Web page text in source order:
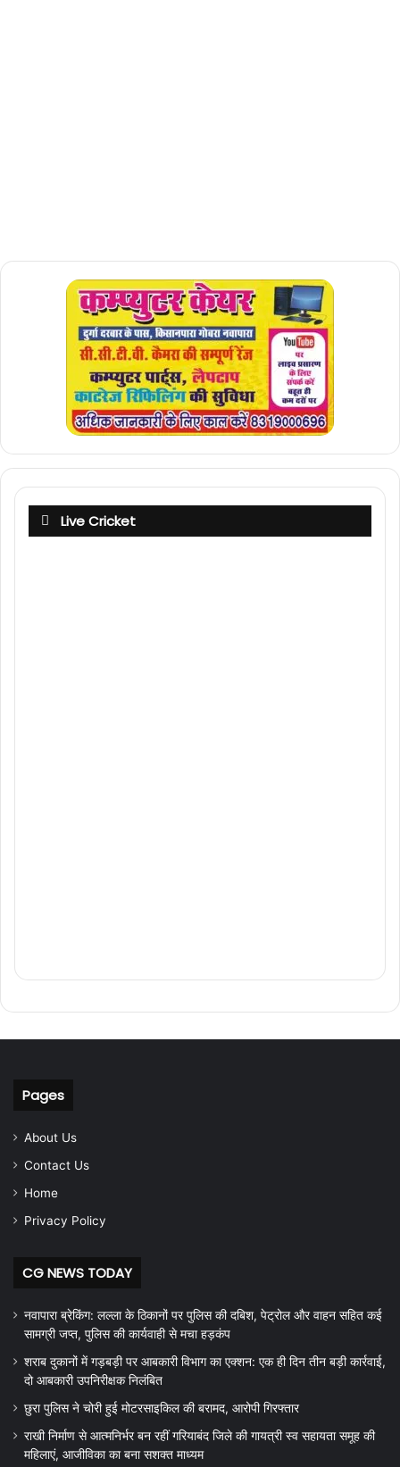
Live Cricket
Pages
About Us
Contact Us
Home
Privacy Policy
CG NEWS TODAY
नवापारा ब्रेकिंग: लल्ला के ठिकानों पर पुलिस की दबिश, पेट्रोल और वाहन सहित कई
सामग्री जप्त, पुलिस की कार्यवाही से मचा हड़कंप
शराब दुकानों में गड़बड़ी पर आबकारी विभाग का एक्शन: एक ही दिन तीन बड़ी कार्रवाई,
दो आबकारी उपनिरीक्षक निलंबित
छुरा पुलिस ने चोरी हुई मोटरसाइकिल की बरामद, आरोपी गिरफ्तार
राखी निर्माण से आत्मनिर्भर बन रहीं गरियाबंद जिले की गायत्री स्व सहायता समूह की
महिलाएं, आजीविका का बना सशक्त माध्यम